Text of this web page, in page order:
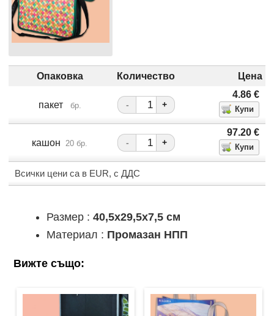
Опаковка Количество Цена
пакет бр. - +
4.86 €
кашон 20 бр. - +
97.20 €
Всички цени са в EUR, с ДДС
Размер : 40,5x29,5x7,5 см
Материал : Промазан НПП
Вижте също: